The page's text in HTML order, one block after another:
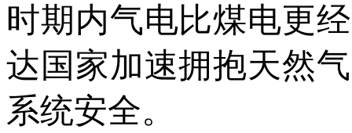
时期内气电比煤电更
达国家加速拥抱天然
系统安全。